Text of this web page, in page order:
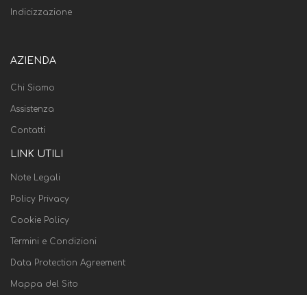
Indicizzazione
AZIENDA
Chi Siamo
Assistenza
Contatti
LINK UTILI
Note Legali
Policy Privacy
Cookie Policy
Termini e Condizioni
Data Protection Agreement
Mappa del Sito